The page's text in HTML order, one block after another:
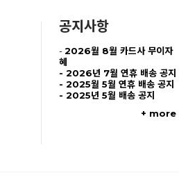
공지사항
-2026월 8월 카드사 무이자
혜
- 2026년 7월 연휴 배송 공지
- 2025월 5월 연휴 배송 공지
- 2025년 5월 배송 공지
+ more